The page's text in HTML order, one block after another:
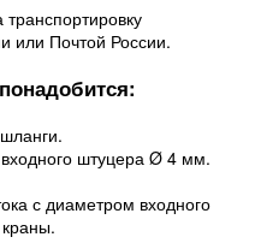
или Почтой России.
штуцера Ø 4 мм.
с диаметром входного